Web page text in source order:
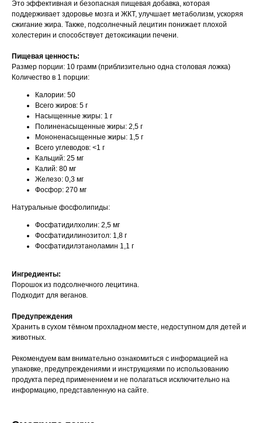
Это эффективная и безопасная пищевая добавка, которая
поддерживает здоровье мозга и ЖКТ, улучшает метаболизм, ускоряя
сжигание жира. Также, подсолнечный лецитин понижает плохой
холестерин и способствует детоксикации печени.
Пищевая ценность:
Размер порции: 10 грамм (приблизительно одна столовая ложка)
Количество в 1 порции:
Калории: 50
Всего жиров: 5 г
Насыщенные жиры: 1 г
Полиненасыщенные жиры: 2,5 г
Мононенасыщенные жиры: 1,5 г
Всего углеводов: <1 г
Кальций: 25 мг
Калий: 80 мг
Железо: 0,3 мг
Фосфор: 270 мг
Натуральные фосфолипиды:
Фосфатидилхолин: 2,5 мг
Фосфатидилинозитол: 1,8 г
Фосфатидилэтаноламин 1,1 г
Ингредиенты:
Порошок из подсолнечного лецитина.
Подходит для веганов.
Предупреждения
Хранить в сухом тёмном прохладном месте, недоступном для детей и
животных.
Рекомендуем вам внимательно ознакомиться с информацией на
упаковке, предупреждениями и инструкциями по использованию
продукта перед применением и не полагаться исключительно на
информацию, представленную на сайте.